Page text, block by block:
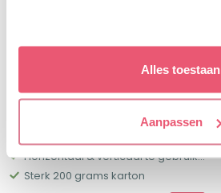
Alles toestaan
Aanpassen
Oxford Scheidingsstroken Duo
24×10 cm 60 stuks Oranje
Horizontaal & verticaal te gebruiken
Sterk 200 grams karton